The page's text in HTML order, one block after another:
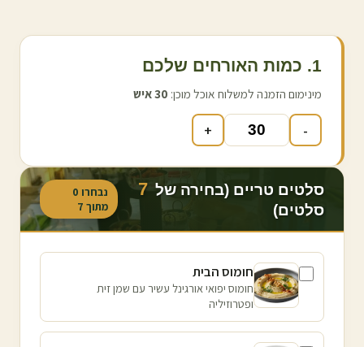
1. כמות האורחים שלכם
מינימום הזמנה למשלוח אוכל מוכן: 30איש
-
+
סלטים טריים (בחירה של 7
סלטים)
נבחרו 0
מתוך 7
חומוס הבית
חומוס יפואי אורגינל עשיר עם שמן זית
ופטרוזיליה